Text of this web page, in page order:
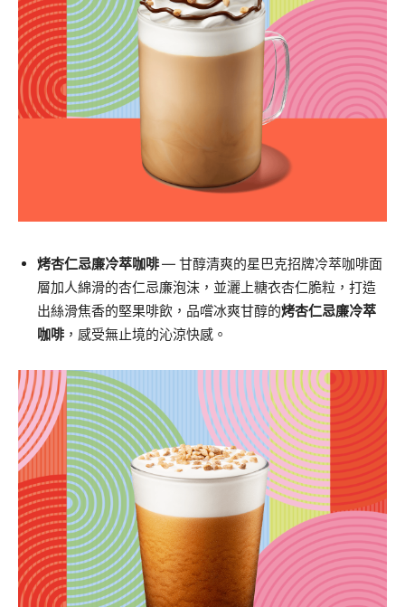
烤杏仁忌廉冷萃咖啡— 甘醇清爽的星巴克招牌冷萃咖啡面
層加人綿滑的杏仁忌廉泡沫， 並灑上糖衣杏仁脆粒，打造
出絲滑焦香的堅果啡飲，品嚐冰爽甘醇的烤杏仁忌廉冷萃
咖啡 ，感受無止境的沁涼快感 。